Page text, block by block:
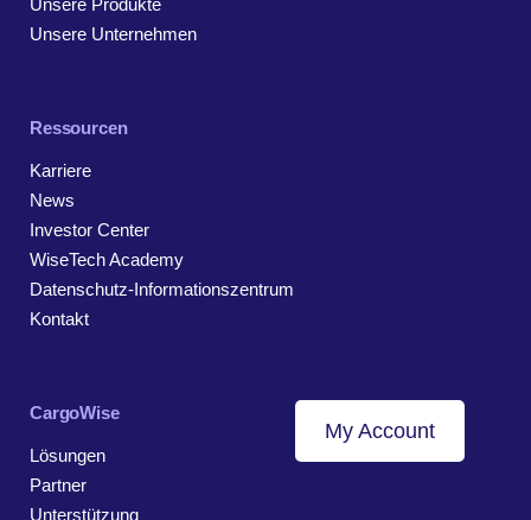
Unsere Produkte
Unsere Unternehmen
Ressourcen
Karriere
News
Investor Center
WiseTech Academy
Datenschutz-Informationszentrum
Kontakt
CargoWise
Lösungen
Partner
Unterstützung
My Account